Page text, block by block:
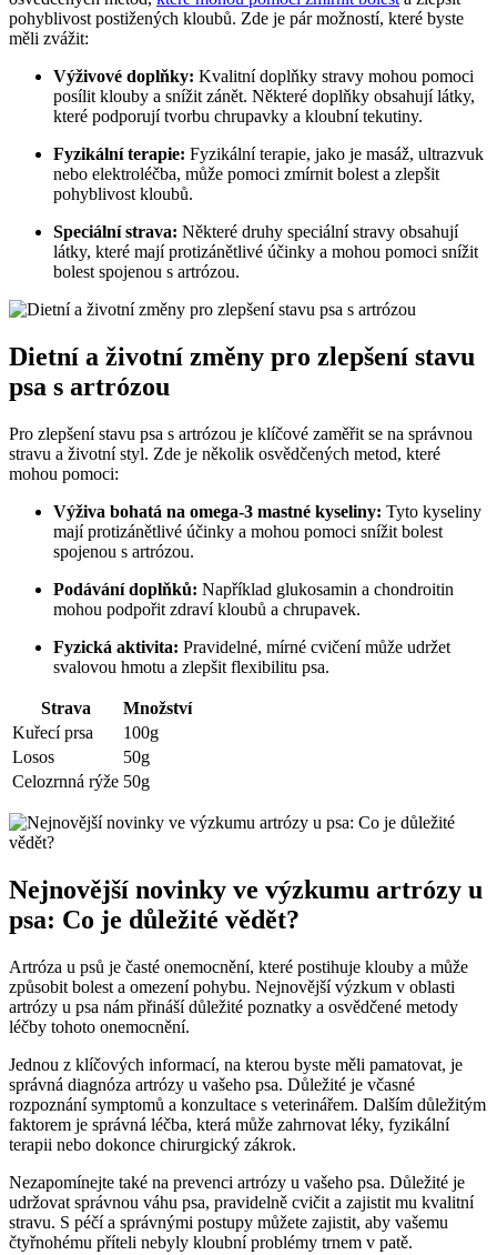
pohyblivost postižených kloubů. Zde je pár možností, které byste
měli zvážit:
Výživové doplňky: Kvalitní doplňky stravy mohou pomoci
posílit klouby a snížit zánět. Některé doplňky obsahují látky,
které podporují tvorbu chrupavky a kloubní tekutiny.
Fyzikální terapie: Fyzikální terapie, jako je masáž, ultrazvuk
nebo elektroléčba, může pomoci zmírnit bolest a zlepšit
pohyblivost kloubů.
Speciální strava: Některé druhy speciální stravy obsahují
látky, které mají protizánětlivé účinky a mohou pomoci snížit
bolest spojenou s artrózou.
Dietní a životní změny pro zlepšení stavu
psa s artrózou
Pro zlepšení stavu psa s artrózou je klíčové zaměřit se na správnou
stravu a životní styl. Zde je několik osvědčených metod, které
mohou pomoci:
Výživa bohatá na omega-3 mastné kyseliny: Tyto kyseliny
mají protizánětlivé účinky a mohou pomoci snížit bolest
spojenou s artrózou.
Podávání doplňků: Například glukosamin a chondroitin
mohou podpořit zdraví kloubů a chrupavek.
Fyzická aktivita: Pravidelné, mírné cvičení může udržet
svalovou hmotu a zlepšit flexibilitu psa.
Strava
Množství
Kuřecí prsa
100g
Losos
50g
Celozrnná rýže 50g
Nejnovější novinky ve výzkumu artrózy u
psa: Co je důležité vědět?
Artróza u psů je časté onemocnění, které postihuje klouby a může
způsobit bolest a omezení pohybu. Nejnovější výzkum v oblasti
artrózy u psa nám přináší důležité poznatky a osvědčené metody
léčby tohoto onemocnění.
Jednou z klíčových informací, na kterou byste měli pamatovat, je
správná diagnóza artrózy u vašeho psa. Důležité je včasné
rozpoznání symptomů a konzultace s veterinářem. Dalším důležitým
faktorem je správná léčba, která může zahrnovat léky, fyzikální
terapii nebo dokonce chirurgický zákrok.
Nezapomínejte také na prevenci artrózy u vašeho psa. Důležité je
udržovat správnou váhu psa, pravidelně cvičit a zajistit mu kvalitní
stravu. S péčí a správnými postupy můžete zajistit, aby vašemu
čtyřnohému příteli nebyly kloubní problémy trnem v patě.